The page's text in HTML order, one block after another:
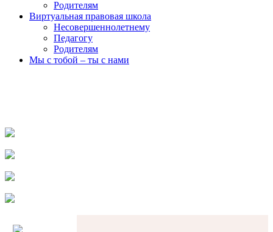
Родителям
Виртуальная правовая школа
Несовершеннолетнему
Педагогу
Родителям
Мы с тобой – ты с нами